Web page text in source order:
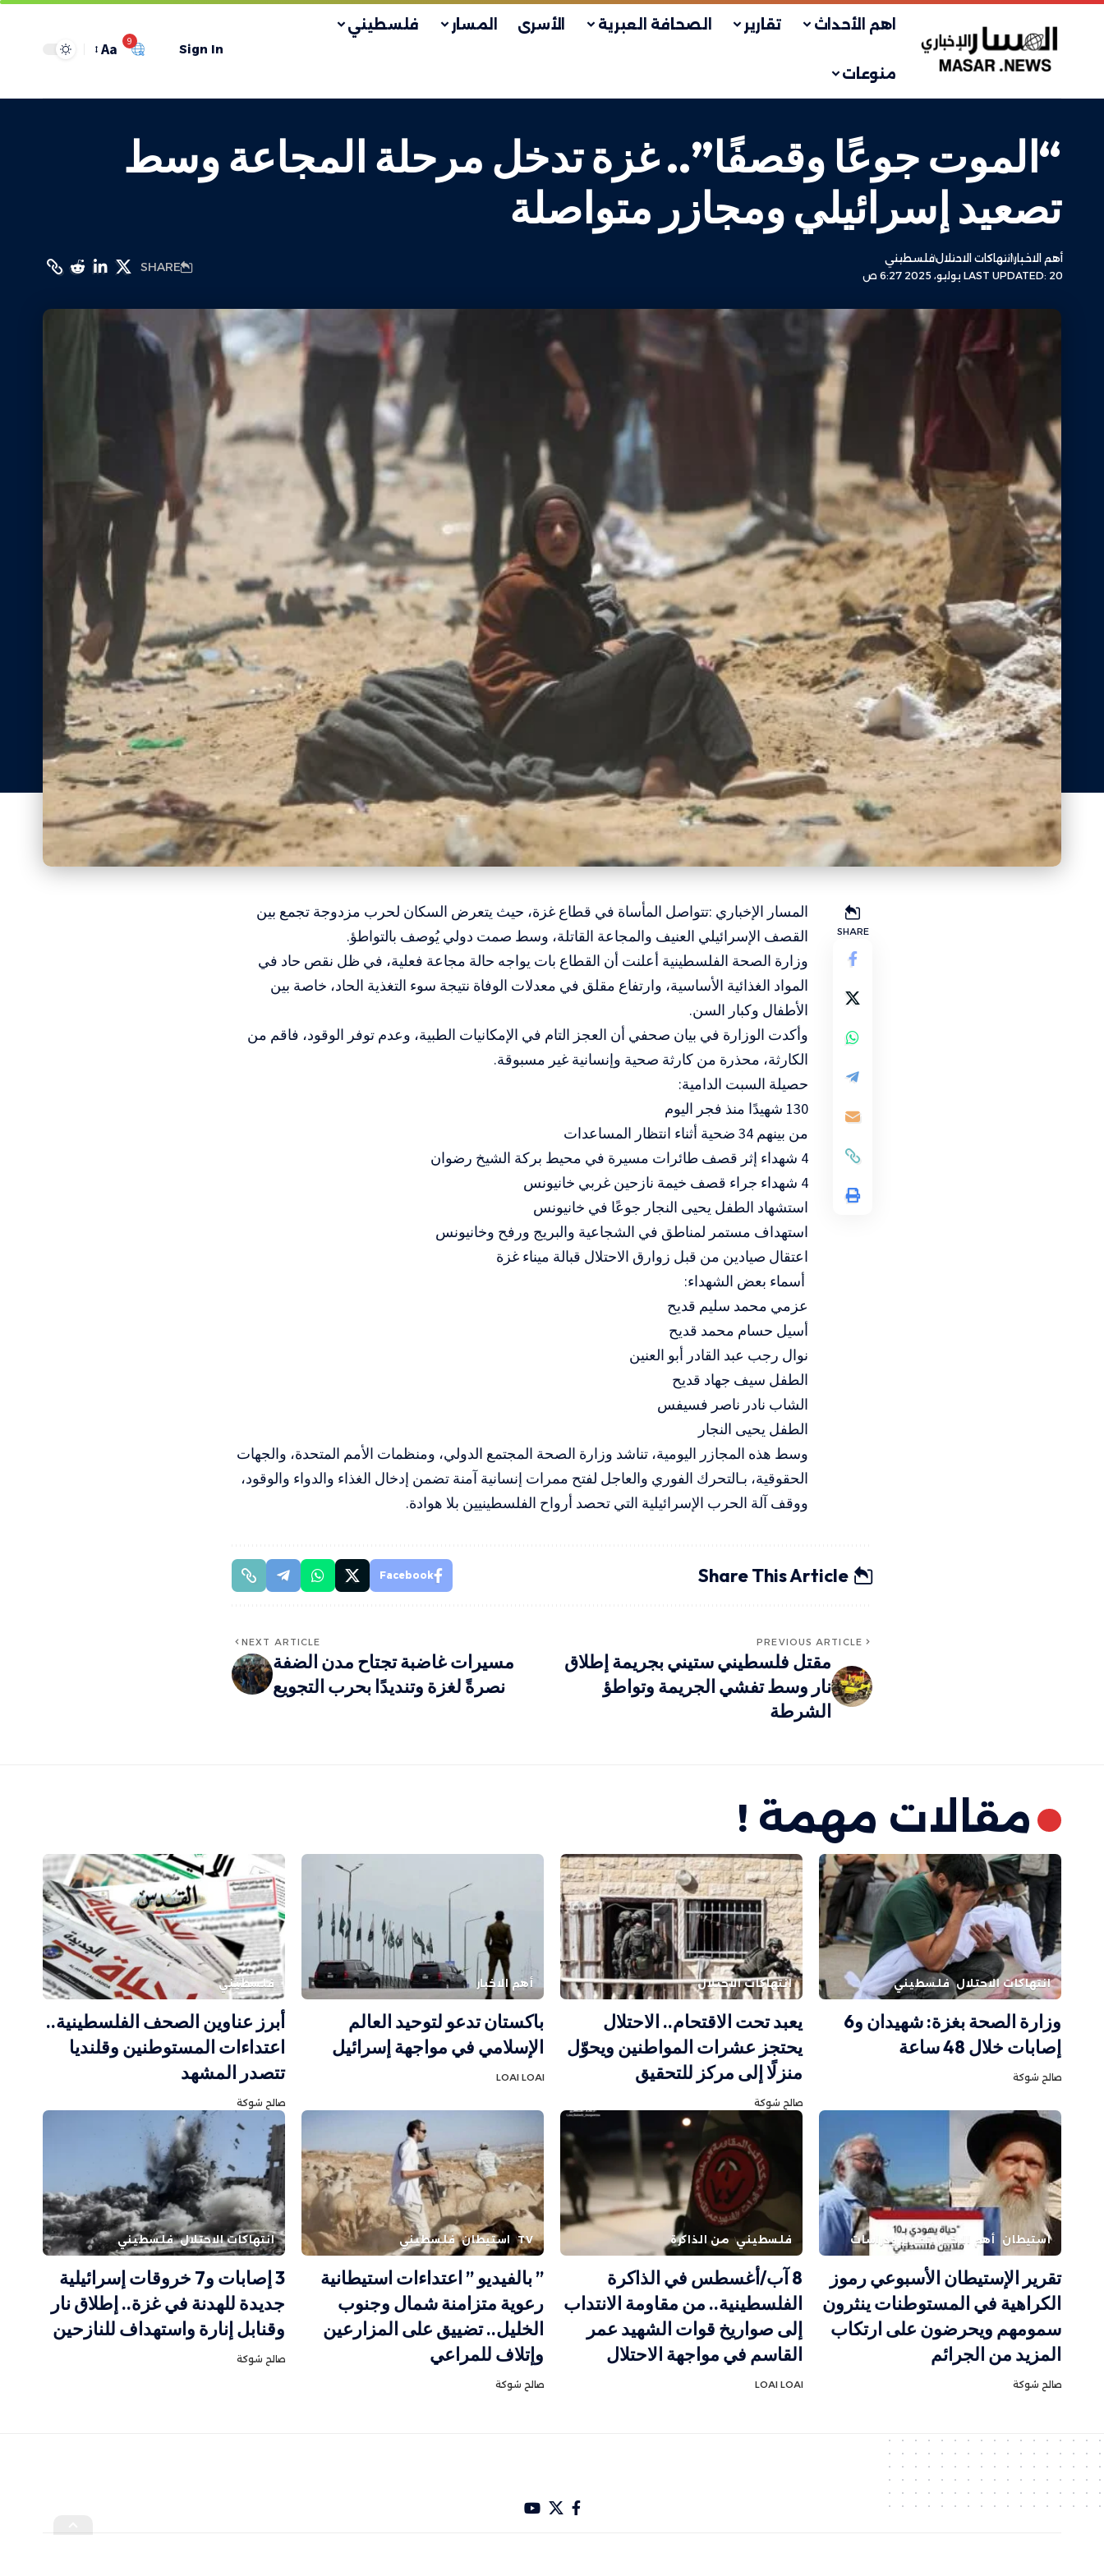
اهم الأحداث تقارير الصحافة العبرية الأسرى المسار فلسطيني
منوعات
Sign In
9
Aa
“الموت جوعًا وقصفًا”.. غزة تدخل مرحلة المجاعة وسط
تصعيد إسرائيلي ومجازر متواصلة
LAST UPDATED: 20 يوليو، 2025 6:27 ص
أهم الاخبارانتهاكات الاحتلالفلسطيني
SHARE
SHARE
المسار الإخباري :تتواصل المأساة في قطاع غزة، حيث يتعرض السكان لحرب مزدوجة تجمع بين
القصف الإسرائيلي العنيف والمجاعة القاتلة، وسط صمت دولي يُوصف بالتواطؤ.
وزارة الصحة الفلسطينية أعلنت أن القطاع بات يواجه حالة مجاعة فعلية، في ظل نقص حاد في
المواد الغذائية الأساسية، وارتفاع مقلق في معدلات الوفاة نتيجة سوء التغذية الحاد، خاصة بين
الأطفال وكبار السن.
وأكدت الوزارة في بيان صحفي أن العجز التام في الإمكانيات الطبية، وعدم توفر الوقود، فاقم من
الكارثة، محذرة من كارثة صحية وإنسانية غير مسبوقة.
حصيلة السبت الدامية:
130 شهيدًا منذ فجر اليوم
من بينهم 34 ضحية أثناء انتظار المساعدات
4 شهداء إثر قصف طائرات مسيرة في محيط بركة الشيخ رضوان
4 شهداء جراء قصف خيمة نازحين غربي خانيونس
استشهاد الطفل يحيى النجار جوعًا في خانيونس
استهداف مستمر لمناطق في الشجاعية والبريج ورفح وخانيونس
اعتقال صيادين من قبل زوارق الاحتلال قبالة ميناء غزة
أسماء بعض الشهداء:
عزمي محمد سليم قديح
أسيل حسام محمد قديح
نوال رجب عبد القادر أبو العنين
الطفل سيف جهاد قديح
الشاب نادر ناصر فسيفس
الطفل يحيى النجار
وسط هذه المجازر اليومية، تناشد وزارة الصحة المجتمع الدولي، ومنظمات الأمم المتحدة، والجهات
الحقوقية، بـالتحرك الفوري والعاجل لفتح ممرات إنسانية آمنة تضمن إدخال الغذاء والدواء والوقود،
ووقف آلة الحرب الإسرائيلية التي تحصد أرواح الفلسطينيين بلا هوادة.
Share This Article
Facebook
PREVIOUS ARTICLE
مقتل فلسطيني ستيني بجريمة إطلاق
نار وسط تفشي الجريمة وتواطؤ
الشرطة
NEXT ARTICLE
مسيرات غاضبة تجتاح مدن الضفة
نصرةً لغزة وتنديدًا بحرب التجويع
مقالات مهمة !
انتهاكات الاحتلال فلسطيني
وزارة الصحة بغزة: شهيدان و6
إصابات خلال 48 ساعة
صالح شوكة
انتهاكات الاحتلال
يعبد تحت الاقتحام.. الاحتلال
يحتجز عشرات المواطنين ويحوّل
منزلًا إلى مركز للتحقيق
صالح شوكة
أهم الاخبار
باكستان تدعو لتوحيد العالم
الإسلامي في مواجهة إسرائيل
LOAI LOAI
فلسطيني
أبرز عناوين الصحف الفلسطينية..
اعتداءات المستوطنين وقلنديا
تتصدر المشهد
صالح شوكة
استيطان أهم الاخبار تقارير ودراسات
تقرير الإستيطان الأسبوعي رموز
الكراهية في المستوطنات ينثرون
سمومهم ويحرضون على ارتكاب
المزيد من الجرائم
صالح شوكة
فلسطيني من الذاكرة
8 آب/أغسطس في الذاكرة
الفلسطينية.. من مقاومة الانتداب
إلى صواريخ قوات الشهيد عمر
القاسم في مواجهة الاحتلال
LOAI LOAI
TV استيطان فلسطيني
” بالفيديو ” اعتداءات استيطانية
رعوية متزامنة شمال وجنوب
الخليل.. تضييق على المزارعين
وإتلاف للمراعي
صالح شوكة
انتهاكات الاحتلال فلسطيني
3 إصابات و7 خروقات إسرائيلية
جديدة للهدنة في غزة.. إطلاق نار
وقنابل إنارة واستهداف للنازحين
صالح شوكة